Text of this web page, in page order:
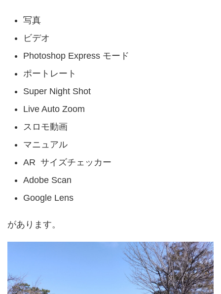
写真
ビデオ
Photoshop Express モード
ポートレート
Super Night Shot
Live Auto Zoom
スロモ動画
マニュアル
AR サイズチェッカー
Adobe Scan
Google Lens
があります。